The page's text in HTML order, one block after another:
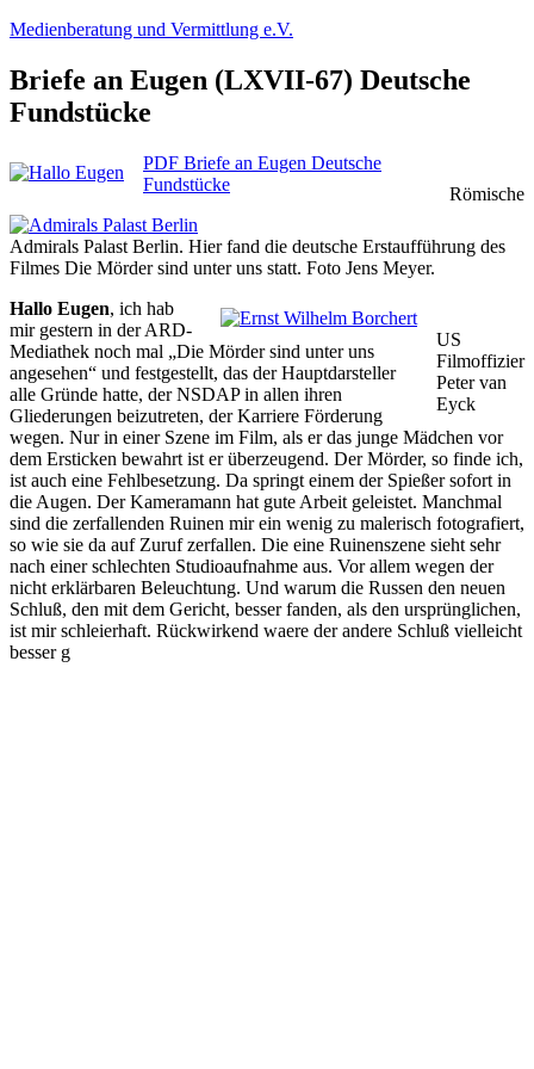
Zum
springen
Medienberatung und Vermittlung e.V.
Briefe an Eugen (LXVII-67) Deutsche
Fundstücke
Römische
PDF Briefe an Eugen Deutsche
Fundstücke
Admirals Palast Berlin. Hier fand die deutsche Erstaufführung des
Filmes Die Mörder sind unter uns statt. Foto Jens Meyer.
US
Filmoffizier
Peter van
Eyck
Hallo Eugen, ich hab
mir gestern in der ARD-
Mediathek noch mal „Die Mörder sind unter uns
angesehen“ und festgestellt, das der Hauptdarsteller
alle Gründe hatte, der NSDAP in allen ihren
Gliederungen beizutreten, der Karriere Förderung
wegen. Nur in einer Szene im Film, als er das junge Mädchen vor
dem Ersticken bewahrt ist er überzeugend. Der Mörder, so finde ich,
ist auch eine Fehlbesetzung. Da springt einem der Spießer sofort in
die Augen. Der Kameramann hat gute Arbeit geleistet. Manchmal
sind die zerfallenden Ruinen mir ein wenig zu malerisch fotografiert,
so wie sie da auf Zuruf zerfallen. Die eine Ruinenszene sieht sehr
nach einer schlechten Studioaufnahme aus. Vor allem wegen der
nicht erklärbaren Beleuchtung. Und warum die Russen den neuen
Schluß, den mit dem Gericht, besser fanden, als den ursprünglichen,
ist mir schleierhaft. Rückwirkend waere der andere Schluß vielleicht
besser g